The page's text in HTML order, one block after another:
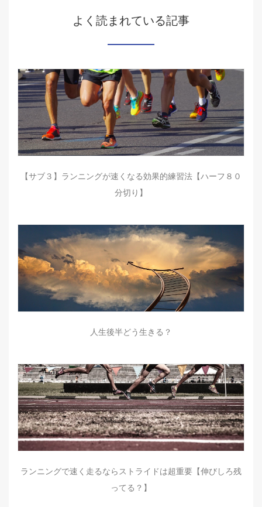
よく読まれている記事
【サブ３】ランニングが速くなる効果的練習法【ハーフ８０
分切り】
人生後半どう生きる？
ランニングで速く走るならストライドは超重要【伸びしろ残
ってる？】